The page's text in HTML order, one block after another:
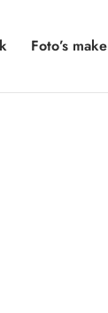
Foto’s